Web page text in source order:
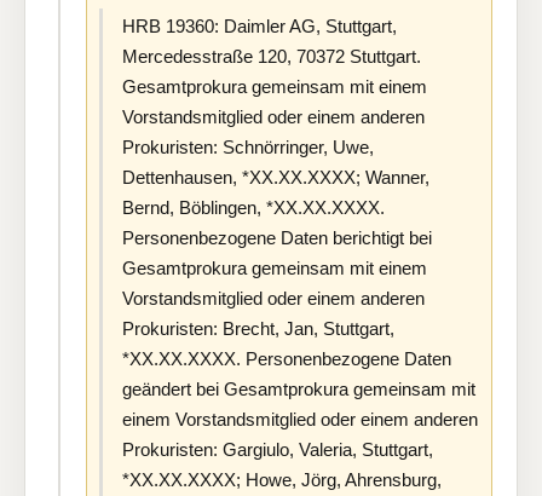
HRB 19360: Daimler AG, Stuttgart,
Mercedesstraße 120, 70372 Stuttgart.
Gesamtprokura gemeinsam mit einem
Vorstandsmitglied oder einem anderen
Prokuristen: Schnörringer, Uwe,
Dettenhausen, *XX.XX.XXXX; Wanner,
Bernd, Böblingen, *XX.XX.XXXX.
Personenbezogene Daten berichtigt bei
Gesamtprokura gemeinsam mit einem
Vorstandsmitglied oder einem anderen
Prokuristen: Brecht, Jan, Stuttgart,
*XX.XX.XXXX. Personenbezogene Daten
geändert bei Gesamtprokura gemeinsam mit
einem Vorstandsmitglied oder einem anderen
Prokuristen: Gargiulo, Valeria, Stuttgart,
*XX.XX.XXXX; Howe, Jörg, Ahrensburg,